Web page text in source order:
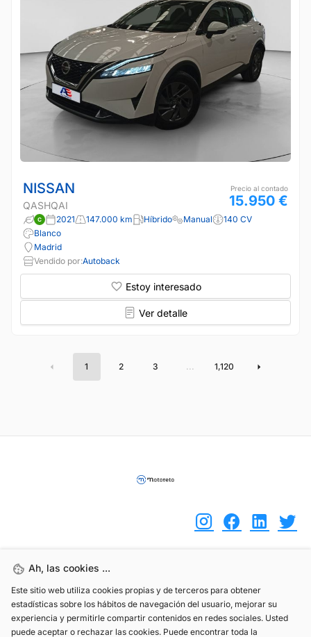
NISSAN
QASHQAI
Precio al contado
15.950 €
2021 147.000 km Híbrido Manual
140 CV
Blanco
Madrid
Vendido por:Autoback
Estoy interesado
Ver detalle
1 2 3 ... 1,120
Ah, las cookies ...
Este sitio web utiliza cookies propias y de terceros para obtener
estadísticas sobre los hábitos de navegación del usuario, mejorar su
experiencia y permitirle compartir contenidos en redes sociales. Usted
puede aceptar o rechazar las cookies. Puede encontrar toda la
info@motoreto.com